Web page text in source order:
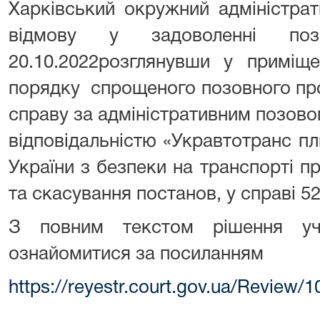
Харківський окружний
відмову у задоволенні
20.10.2022розглянувши у
порядку спрощеного позовного
справу за адміністративним
відповідальністю
України з безпеки на транспорті
та скасування постанов, у справі
З повним текстом рішення
ознайомитися за посиланням
https://reyestr.court.gov.ua/Review/